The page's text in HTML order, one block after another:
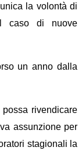
la volontà di
caso di nuove
un anno dalla
possa rivendicare
assunzione per
stagionali la